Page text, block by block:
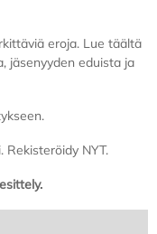
eroja. Lue täältä
jäsenyyden eduista ja
Rekisteröidy NYT.